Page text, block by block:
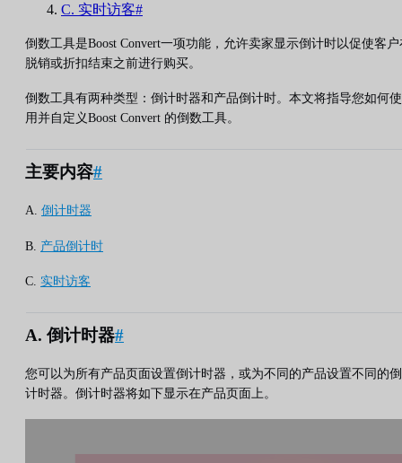
C. 实时访客#
倒数工具是Boost Convert一项功能，允许卖家显示倒计时以促使客户
脱销或折扣结束之前进行购买。
倒数工具有两种类型：倒计时器和产品倒计时。本文将指导您如何使
用并自定义Boost Convert 的倒数工具。
主要内容#
A. 倒计时器
B. 产品倒计时
C. 实时访客
A. 倒计时器#
您可以为所有产品页面设置倒计时器，或为不同的产品设置不同的倒
计时器。倒计时器将如下显示在产品页面上。